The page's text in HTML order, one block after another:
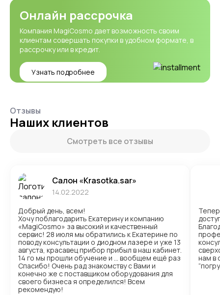
Онлайн рассрочка
Компания MagiCosmo дает возможность своим
клиентам совершать покупки в удобном формате, в
рассрочку или в кредит.
Узнать подробнее
Отзывы
Наших клиентов
Смотреть все отзывы
Салон «Krasotka.sar»
14.02.2022
Добрый день, всем!
Хочу поблагодарить Екатерину и компанию
«MagiCosmo» за высокий и качественный
сервис! 28 июля мы обратились к Екатерине по
поводу консультации о диодном лазере и уже 13
августа, красавец прибор прибыл в наш кабинет.
14 го мы прошли обучение и … вообщем ещё раз
Спасибо! Очень рад знакомству с Вами и
конечно же с поставщиком оборудования для
своего бизнеса я определился! Всем
рекомендую!
нам в